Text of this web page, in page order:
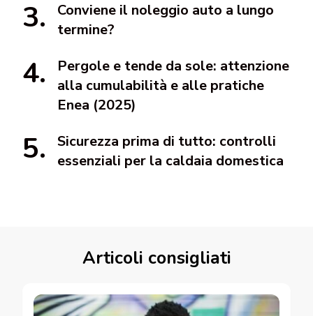
Conviene il noleggio auto a lungo
termine?
Pergole e tende da sole: attenzione
alla cumulabilità e alle pratiche
Enea (2025)
Sicurezza prima di tutto: controlli
essenziali per la caldaia domestica
Articoli consigliati